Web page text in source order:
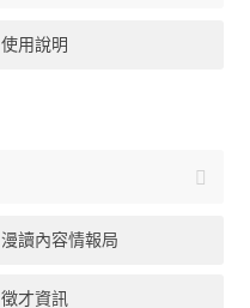
使用說明
漫讀內容情報局
徵才資訊